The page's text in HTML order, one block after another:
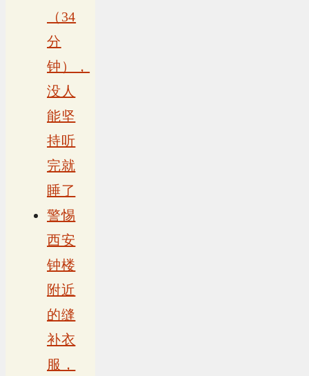
（34
分
钟），
没人
能坚
持听
完就
睡了
警惕
西安
钟楼
附近
的缝
补衣
服，